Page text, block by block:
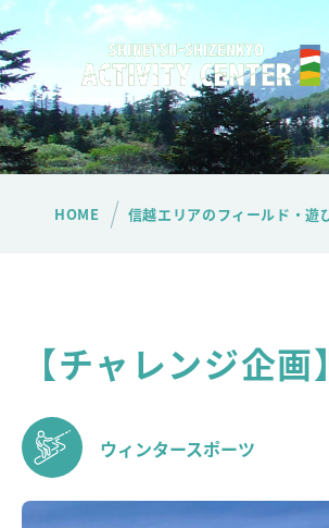
HOME 信越エリアのフィールド・遊
【チャレンジ企
ウィンタースポーツ